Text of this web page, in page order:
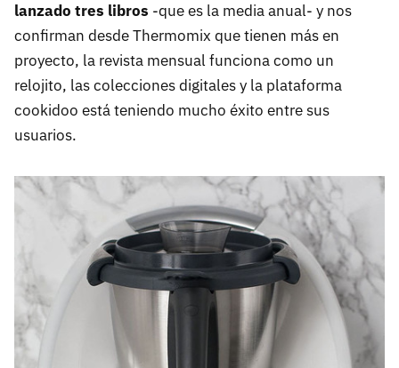
lanzado tres libros -que es la media anual- y nos
confirman desde Thermomix que tienen más en
proyecto, la revista mensual funciona como un
relojito, las colecciones digitales y la plataforma
cookidoo está teniendo mucho éxito entre sus
usuarios.